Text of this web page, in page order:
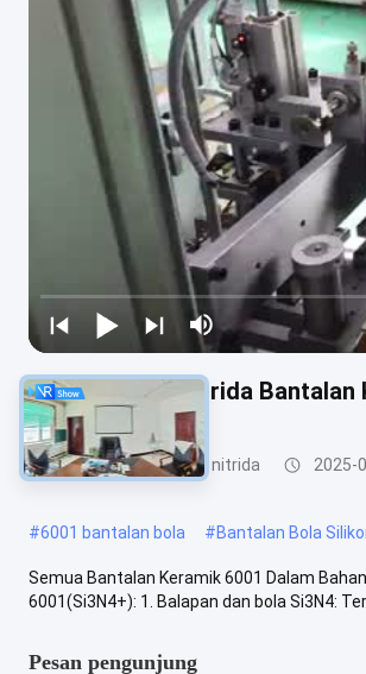
Si3N4 Silikon Nitrida Bantalan
Bantalan bola silikon nitrida 2025-
#6001 bantalan bola #Bantalan Bola
Semua Bantalan Keramik 6001 Dalam
6001(Si3N4+): 1. Balapan dan bola Si3N4:
Pesan pengunjung